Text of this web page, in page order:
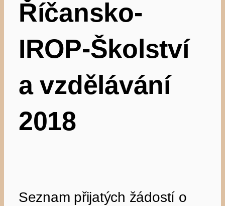
Říčansko-
IROP-Školství
a vzdělávání
2018
Seznam přijatých žádostí o